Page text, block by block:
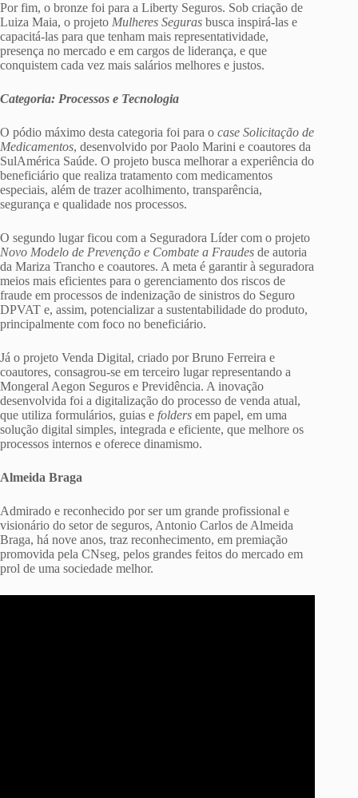
Por fim, o bronze foi para a Liberty Seguros. Sob criação de
Luiza Maia, o projeto Mulheres Seguras busca inspirá-las e
capacitá-las para que tenham mais representatividade,
presença no mercado e em cargos de liderança, e que
conquistem cada vez mais salários melhores e justos.
Categoria: Processos e Tecnologia
O pódio máximo desta categoria foi para o case Solicitação de
Medicamentos, desenvolvido por Paolo Marini e coautores da
SulAmérica Saúde. O projeto busca melhorar a experiência do
beneficiário que realiza tratamento com medicamentos
especiais, além de trazer acolhimento, transparência,
segurança e qualidade nos processos.
O segundo lugar ficou com a Seguradora Líder com o projeto
Novo Modelo de Prevenção e Combate a Fraudes de autoria
da Mariza Trancho e coautores. A meta é garantir à seguradora
meios mais eficientes para o gerenciamento dos riscos de
fraude em processos de indenização de sinistros do Seguro
DPVAT e, assim, potencializar a sustentabilidade do produto,
principalmente com foco no beneficiário.
Já o projeto Venda Digital, criado por Bruno Ferreira e
coautores, consagrou-se em terceiro lugar representando a
Mongeral Aegon Seguros e Previdência. A inovação
desenvolvida foi a digitalização do processo de venda atual,
que utiliza formulários, guias e folders em papel, em uma
solução digital simples, integrada e eficiente, que melhore os
processos internos e oferece dinamismo.
Almeida Braga
Admirado e reconhecido por ser um grande profissional e
visionário do setor de seguros, Antonio Carlos de Almeida
Braga, há nove anos, traz reconhecimento, em premiação
promovida pela CNseg, pelos grandes feitos do mercado em
prol de uma sociedade melhor.